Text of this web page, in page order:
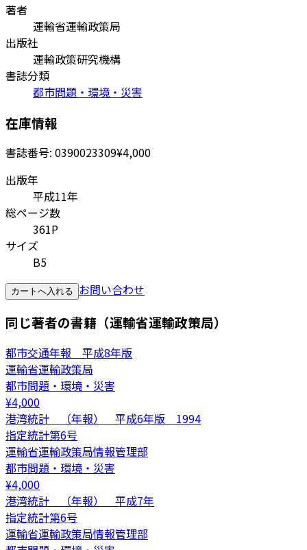
著者
運輸省運輸政策局
出版社
運輸政策研究機構
書誌分類
都市問題・環境・災害
在庫情報
書誌番号: 0390023309¥4,000
出版年
平成11年
総ページ数
361P
サイズ
B5
カートへ入れる お問い合わせ
同じ著者の書籍（運輸省運輸政策局）
都市交通年報 平成8年版
運輸省運輸政策局
都市問題・環境・災害
¥4,000
港湾統計 （年報） 平成6年版 1994
指定統計第6号
運輸省運輸政策局情報管理部
都市問題・環境・災害
¥4,000
港湾統計 （年報） 平成7年
指定統計第6号
運輸省運輸政策局情報管理部